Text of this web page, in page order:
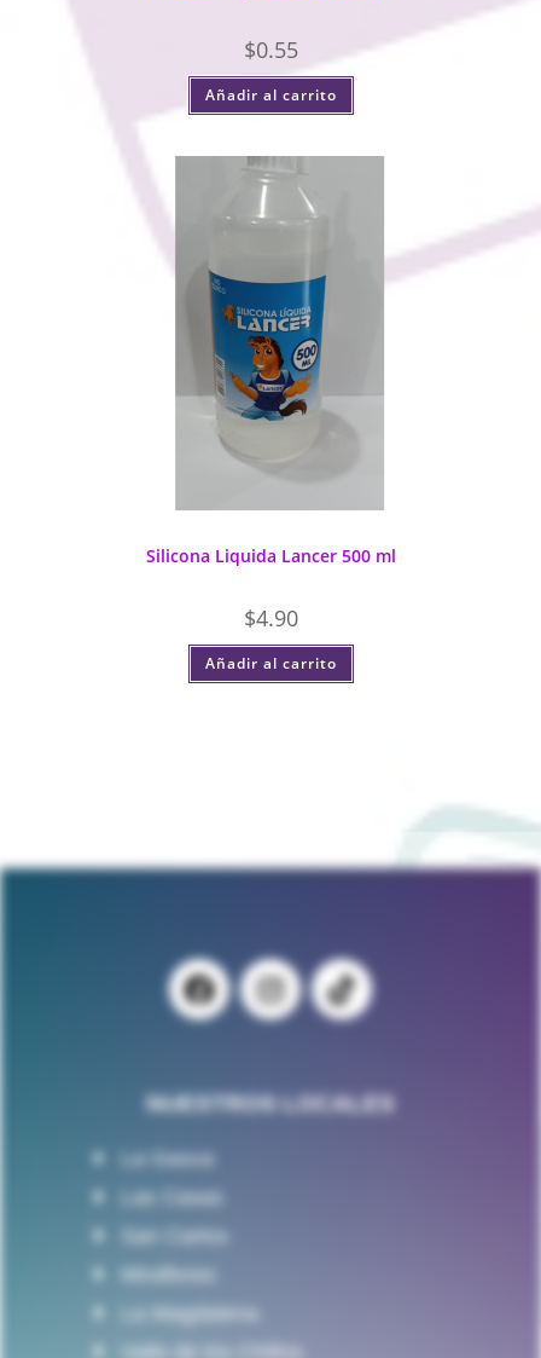
$0.55
Añadir al carrito
Silicona Liquida Lancer 500 ml
$4.90
Añadir al carrito
NUESTROS LOCALES
La Gasca
Las Casas
San Carlos
Miraflores
La Magdalena